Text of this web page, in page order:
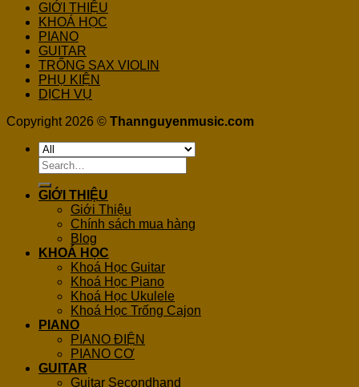
GIỚI THIỆU
KHOÁ HỌC
PIANO
GUITAR
TRỐNG SAX VIOLIN
PHỤ KIỆN
DỊCH VỤ
Copyright 2026 © Thannguyenmusic.com
Search
for:
GIỚI THIỆU
Giới Thiệu
Chính sách mua hàng
Blog
KHOÁ HỌC
Khoá Học Guitar
Khoá Học Piano
Khoá Học Ukulele
Khoá Học Trống Cajon
PIANO
PIANO ĐIỆN
PIANO CƠ
GUITAR
Guitar Secondhand